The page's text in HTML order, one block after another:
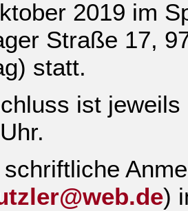
2019 im
Straße 17,
statt.
ist
)